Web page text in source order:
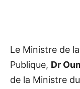
Le Ministre de
Publique, Dr
de la Ministre